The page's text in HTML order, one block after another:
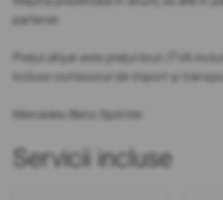
partener.
Prețul afișat este prețul brut (TVA
incluse comisionul de import și
Mercedes-Benz Sprinter
Servicii incluse